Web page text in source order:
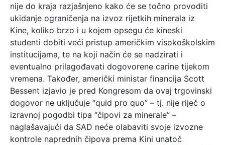
nije do kraja razjašnjeno kako će se točno provoditi
ukidanje ograničenja na izvoz rijetkih minerala iz
Kine, koliko brzo i u kojem opsegu će kineski
studenti dobiti veći pristup američkim visokoškolskim
institucijama, te na koji način će se nadzirati i
eventualno prilagođavati dogovorene carine tijekom
vremena. Također, američki ministar financija Scott
Bessent izjavio je pred Kongresom da ovaj trgovinski
dogovor ne uključuje “quid pro quo” – tj. nije riječ o
izravnoj pogodbi tipa “čipovi za minerale” –
naglašavajući da SAD neće olabaviti svoje izvozne
kontrole naprednih čipova prema Kini unatoč